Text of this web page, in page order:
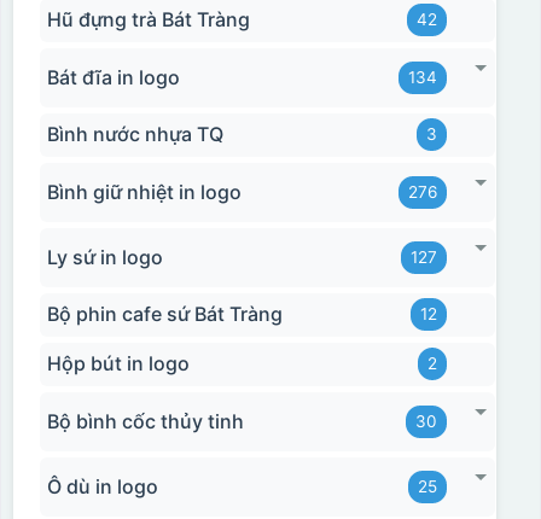
Hũ đựng trà Bát Tràng 42
Bát đĩa in logo 134
Bình nước nhựa TQ 3
Bình giữ nhiệt in logo 276
Ly sứ in logo 127
Bộ phin cafe sứ Bát Tràng 12
Hộp bút in logo 2
Bộ bình cốc thủy tinh 30
Ô dù in logo 25